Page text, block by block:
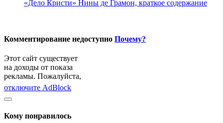
«Дело Кристи» Нины де Грамон, краткое содержание
Комментирование недоступно Почему?
Этот сайт существует
на доходы от показа
рекламы. Пожалуйста,
отключите AdBlock
Кому понравилось